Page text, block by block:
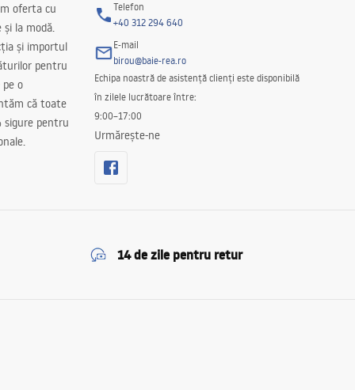
oferta cu
la modă.
și importul
pentru
pe o
că toate
sigure pentru
Telefon
+40 312 294 640
E-mail
birou@baie-rea.ro
Echipa noastră de asistență clienți este disponibilă
în zilele lucrătoare între:
9:00–17:00
Urmărește-ne
14 de zile pentru retur